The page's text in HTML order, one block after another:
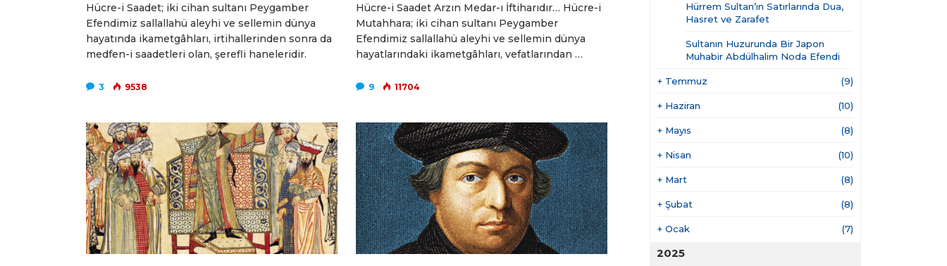
Hücre-i Saadet; iki cihan sultanı Peygamber
Efendimiz sallallahü aleyhi ve sellemin dünya
hayatında ikametgâhları, irtihallerinden sonra da
medfen-i saadetleri olan, şerefli haneleridir.
3 9538
Hücre-i Saadet Arzın Medar-ı İftiharıdır… Hücre-i
Mutahhara; iki cihan sultanı Peygamber
Efendimiz sallallahü aleyhi ve sellemin dünya
hayatlarındaki ikametgâhları, vefatlarından …
9 11704
Hürrem Sultan’ın Satırlarında Dua,
Hasret ve Zarafet
Sultanın Huzurunda Bir Japon
Muhabir Abdülhalim Noda Efendi
+ Temmuz (9)
+ Haziran (10)
+ Mayıs (8)
+ Nisan (10)
+ Mart (8)
+ Şubat (8)
+ Ocak (7)
2025